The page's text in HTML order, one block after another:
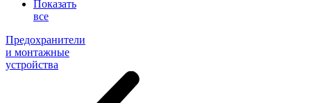
Показать
все
Предохранители
и монтажные
устройства